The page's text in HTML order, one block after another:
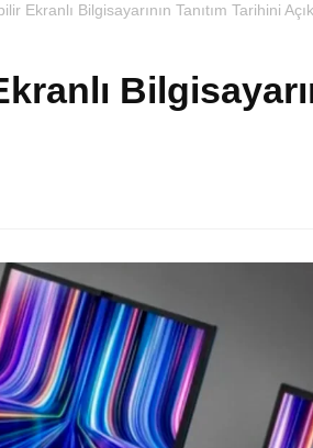
Ekranlı Bilgisayarının Tanıtım Tarihini